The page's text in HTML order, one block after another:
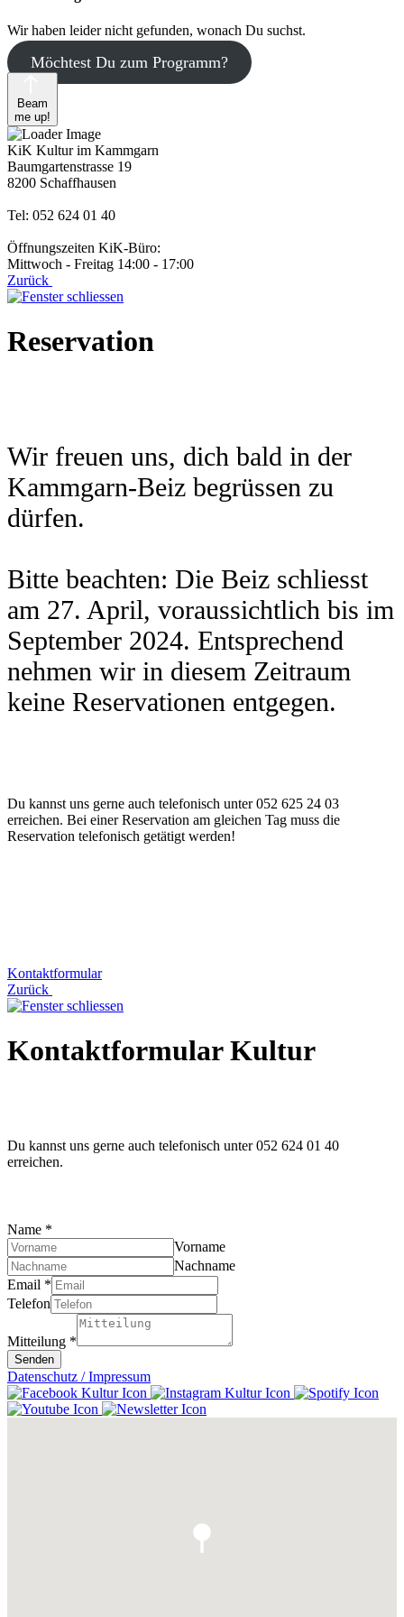
Wir haben leider nicht gefunden, wonach Du suchst.
Möchtest Du zum Programm?
Beam
me up!
KiK Kultur im Kammgarn
Baumgartenstrasse 19
8200 Schaffhausen
Tel: 052 624 01 40
Öffnungszeiten KiK-Büro:
Mittwoch - Freitag 14:00 - 17:00
Zurück
Reservation
Wir freuen uns, dich bald in der
Kammgarn-Beiz begrüssen zu
dürfen.
Bitte beachten: Die Beiz schliesst
am 27. April, voraussichtlich bis im
September 2024. Entsprechend
nehmen wir in diesem Zeitraum
keine Reservationen entgegen.
Du kannst uns gerne auch telefonisch unter 052 625 24 03
erreichen. Bei einer Reservation am gleichen Tag muss die
Reservation telefonisch getätigt werden!
Kontaktformular
Zurück
Kontaktformular Kultur
Du kannst uns gerne auch telefonisch unter 052 624 01 40
erreichen.
Name *
Vorname
Nachname
Email *
Telefon
Mitteilung *
Senden
Datenschutz / Impressum